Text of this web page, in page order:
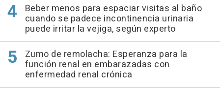
Beber menos para espaciar visitas al baño
cuando se padece incontinencia urinaria
puede irritar la vejiga, según experto
Zumo de remolacha: Esperanza para la
función renal en embarazadas con
enfermedad renal crónica